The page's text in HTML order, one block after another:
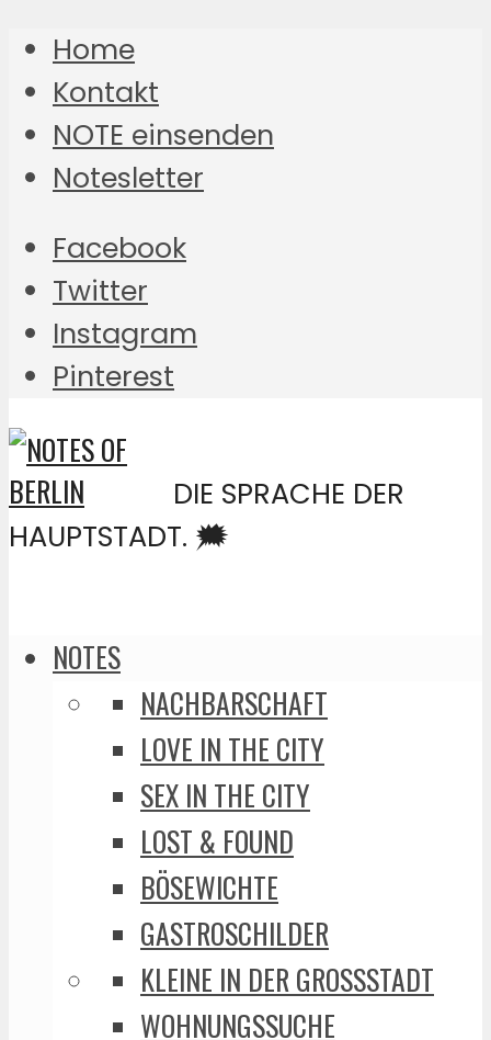
Home
Kontakt
NOTE einsenden
Notesletter
Facebook
Twitter
Instagram
Pinterest
DIE SPRACHE DER
HAUPTSTADT. 🗯️
NOTES
NACHBARSCHAFT
LOVE IN THE CITY
SEX IN THE CITY
LOST & FOUND
BÖSEWICHTE
GASTROSCHILDER
KLEINE IN DER GROSSSTADT
WOHNUNGSSUCHE